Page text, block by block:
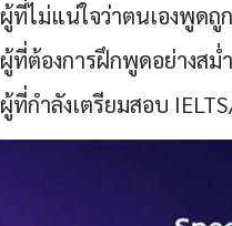
ผู้ที่ไม่แน่ใจว่าตนเองพูดถู
ผู้ที่ต้องการฝึกพูดอย่างส
ผู้ที่กำลังเตรียมสอบ